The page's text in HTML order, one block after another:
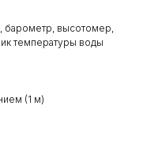
барометр, высотомер,
температуры воды
(1 м)